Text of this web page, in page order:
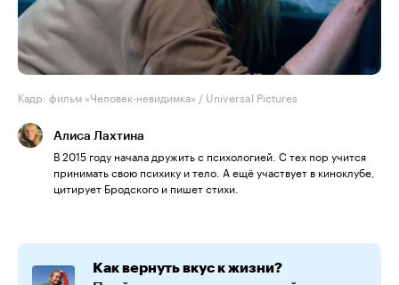
Кадр: фильм «Человек-невидимка» / Universal Pictures
Алиса Лахтина
В 2015 году начала дружить с психологией. С тех пор учится
принимать свою психику и тело. А ещё участвует в киноклубе,
цитирует Бродского и пишет стихи.
Как вернуть вкус к жизни?